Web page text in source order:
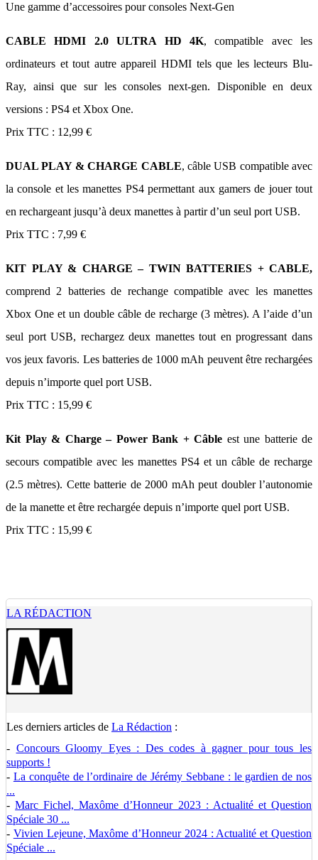
Une gamme d’accessoires pour consoles Next-Gen
CABLE HDMI 2.0 ULTRA HD 4K, compatible avec les
ordinateurs et tout autre appareil HDMI tels que les lecteurs Blu-
Ray, ainsi que sur les consoles next-gen. Disponible en deux
versions : PS4 et Xbox One.
Prix TTC : 12,99 €
DUAL PLAY & CHARGE CABLE, câble USB compatible avec
la console et les manettes PS4 permettant aux gamers de jouer tout
en rechargeant jusqu’à deux manettes à partir d’un seul port USB.
Prix TTC : 7,99 €
KIT PLAY & CHARGE – TWIN BATTERIES + CABLE,
comprend 2 batteries de rechange compatible avec les manettes
Xbox One et un double câble de recharge (3 mètres). A l’aide d’un
seul port USB, rechargez deux manettes tout en progressant dans
vos jeux favoris. Les batteries de 1000 mAh peuvent être rechargées
depuis n’importe quel port USB.
Prix TTC : 15,99 €
Kit Play & Charge – Power Bank + Câble est une batterie de
secours compatible avec les manettes PS4 et un câble de recharge
(2.5 mètres). Cette batterie de 2000 mAh peut doubler l’autonomie
de la manette et être rechargée depuis n’importe quel port USB.
Prix TTC : 15,99 €
LA RÉDACTION
Les derniers articles de La Rédaction :
- Concours Gloomy Eyes : Des codes à gagner pour tous les
supports !
- La conquête de l’ordinaire de Jérémy Sebbane : le gardien de nos
...
-Marc Fichel, Maxôme d’Honneur 2023 : Actualité et Question
Spéciale 30 ...
- Vivien Lejeune, Maxôme d’Honneur 2024 : Actualité et Question
Spéciale ...